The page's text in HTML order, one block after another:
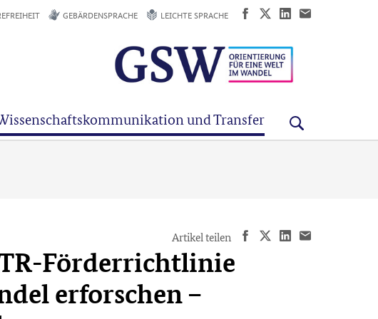
und Transfer
GEBÄRDENSPRACHE LEICHTE SPRACHE
Artikel teilen
Förderrichtlinie
erforschen –